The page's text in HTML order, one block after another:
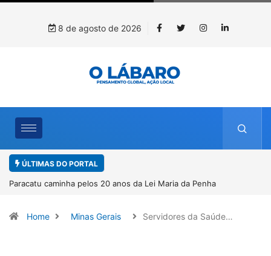
8 de agosto de 2026
ÚLTIMAS DO PORTAL
pelos 20 anos da Lei Maria da Penha Projeto CUTUCAR abre nova
Home Minas Gerais Servidores da Saúde…